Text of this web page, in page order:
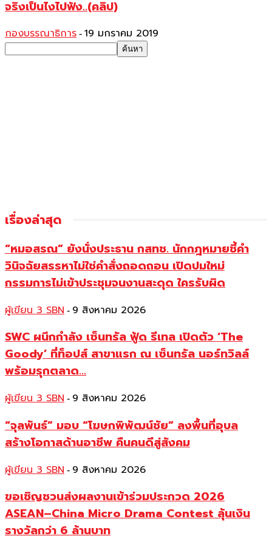
จริงเป็นไงไปฟัง..(คลิป)
กองบรรณาธิการ - 19 มกราคม 2019
เรื่องล่าสุด
“หมอสรณ” ยังนั่งประธาน กสทช. นักกฎหมายชี้คำ
วินิจฉัยสรรหาไม่ใช่คำสั่งถอดถอน เปิดปมใหม่
กรรมการไม่เข้าประชุมจนงานสะดุด ใครรับผิด
ผู้เขียน 3 SBN - 9 สิงหาคม 2026
SWC ผนึกกำลัง เซ็นทรัล ฟู้ด รีเทล เปิดตัว ‘The
Goody’ ที่ท็อปส์ สาขาแรก ณ เซ็นทรัล นอร์ทวิลล์
พร้อมรุกตลาด...
ผู้เขียน 3 SBN - 9 สิงหาคม 2026
“จุลพันธ์” มอบ “โฆษกพิพัฒน์ชัย” ลงพื้นที่อุบล
สร้างโอกาสด้านอาชีพ คืนคนดีสู่สังคม
ผู้เขียน 3 SBN - 9 สิงหาคม 2026
ขอเชิญชวนส่งผลงานเข้าร่วมประกวด 2026
ASEAN–China Micro Drama Contest ลุ้นเงิน
รางวัลกว่า 6 ล้านบาท